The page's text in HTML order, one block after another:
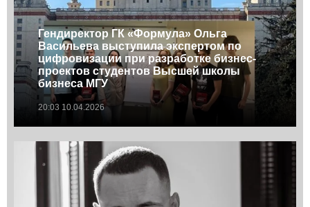
Гендиректор ГК «Формула» Ольга
Васильева выступила экспертом по
цифровизации при разработке бизнес-
проектов студентов Высшей школы
бизнеса МГУ
20:03 10.04.2026